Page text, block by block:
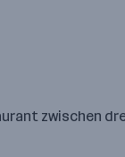
zwischen